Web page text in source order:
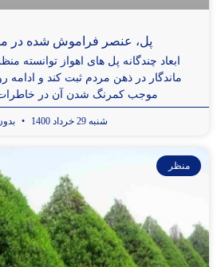
پل، عنصر فراموش شده در
ابعاد چندگانه پل های اهواز توانسته
ماندگار در ذهن مردم ثبت کند و
موجب کمرنگ شدن آن در
شنبه 29 خرداد 1400
منظر